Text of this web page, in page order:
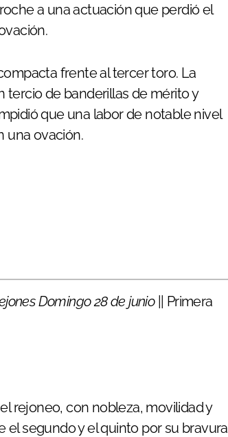
a una actuación que perdió el
frente al tercer toro. La
de banderillas de mérito y
que una labor de notable nivel
una ovación.
Domingo 28 de junio
|| Primera
rejoneo, con nobleza, movilidad y
segundo y el quinto por su bravura